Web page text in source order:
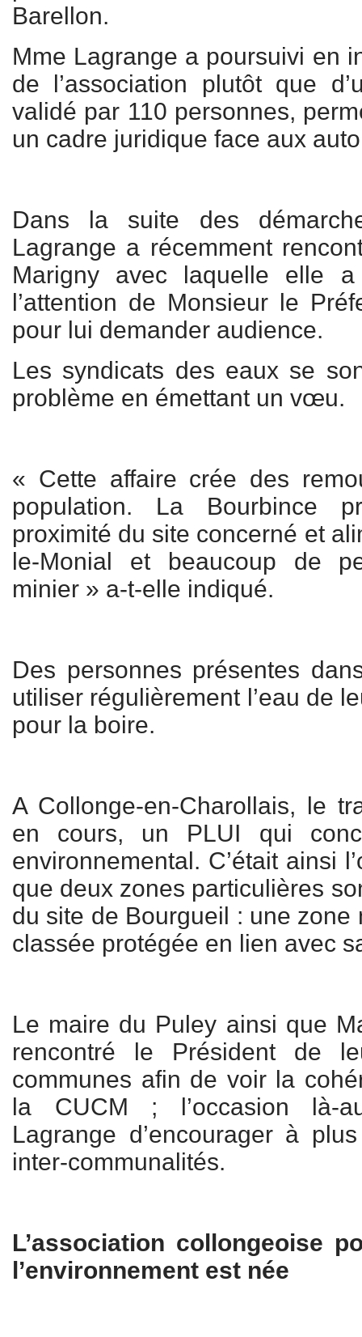
Barellon.
Mme Lagrange a poursuivi en
de l’association plutôt que
validé par 110 personnes,
un cadre juridique face aux
Dans la suite des
Lagrange a récemment
Marigny avec laquelle elle
l’attention de Monsieur le
pour lui demander audience.
Les syndicats des eaux se
problème en émettant un vœu.
« Cette affaire crée des
population. La Bourbince
proximité du site concerné et
le-Monial et beaucoup de
minier » a-t-elle indiqué.
Des personnes présentes
utiliser régulièrement l’eau de
pour la boire.
A Collonge-en-Charollais, le
en cours, un PLUI qui
environnemental. C’était ainsi
que deux zones particulières
du site de Bourgueil : une zone
classée protégée en lien avec
Le maire du Puley ainsi que
rencontré le Président de
communes afin de voir la
la CUCM ; l’occasion là-
Lagrange d’encourager à
inter-communalités.
L’association collongeoise
l’environnement est née